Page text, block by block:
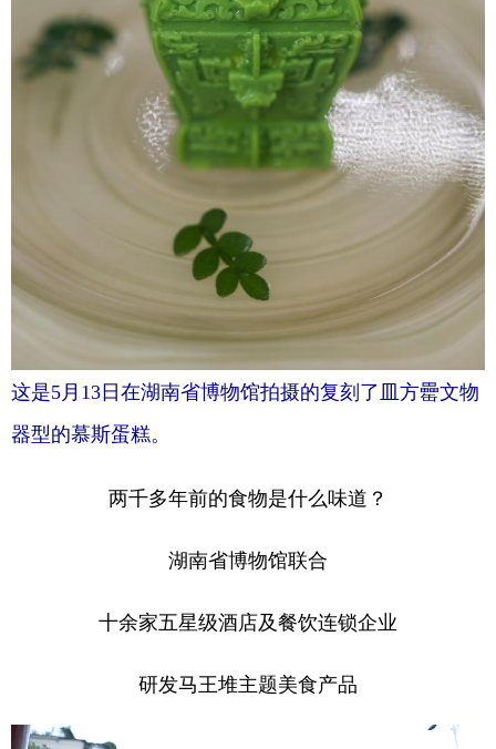
这是5月13日在湖南省博物馆拍摄的复刻了皿方罍文物
器型的慕斯蛋糕。
两千多年前的食物是什么味道？
湖南省博物馆联合
十余家五星级酒店及餐饮连锁企业
研发马王堆主题美食产品